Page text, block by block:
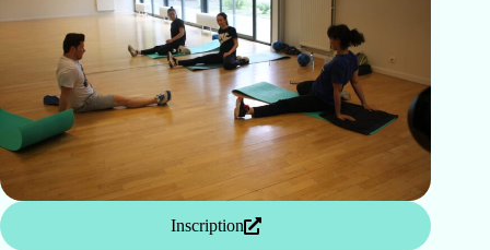
Inscription